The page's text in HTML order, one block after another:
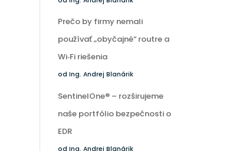
Prečo by firmy nemali
používať „obyčajné“ routre a
Wi‑Fi riešenia
od Ing. Andrej Blanárik
SentinelOne® – rozširujeme
naše portfólio bezpečnosti o
EDR
od Ing. Andrej Blanárik